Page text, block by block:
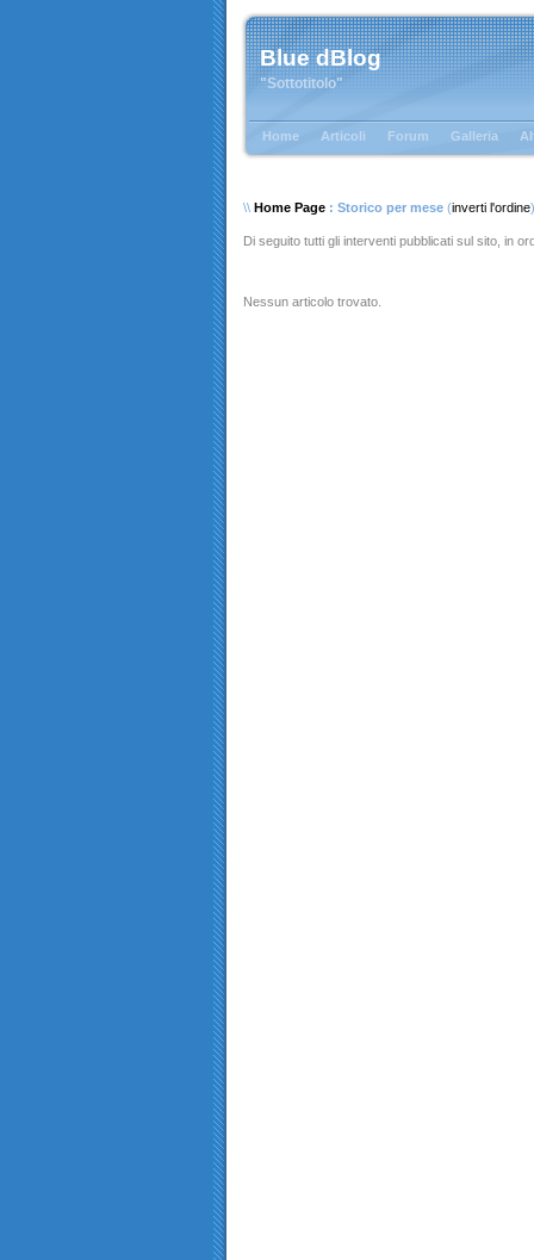
Blue dBlog
"Sottotitolo"
Home Articoli Forum Galleria
\\ Home Page : Storico per mese (inverti l'ordine)
Di seguito tutti gli interventi pubblicati sul sito, in
Nessun articolo trovato.